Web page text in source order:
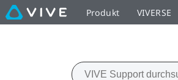
Produkt VIVERSE